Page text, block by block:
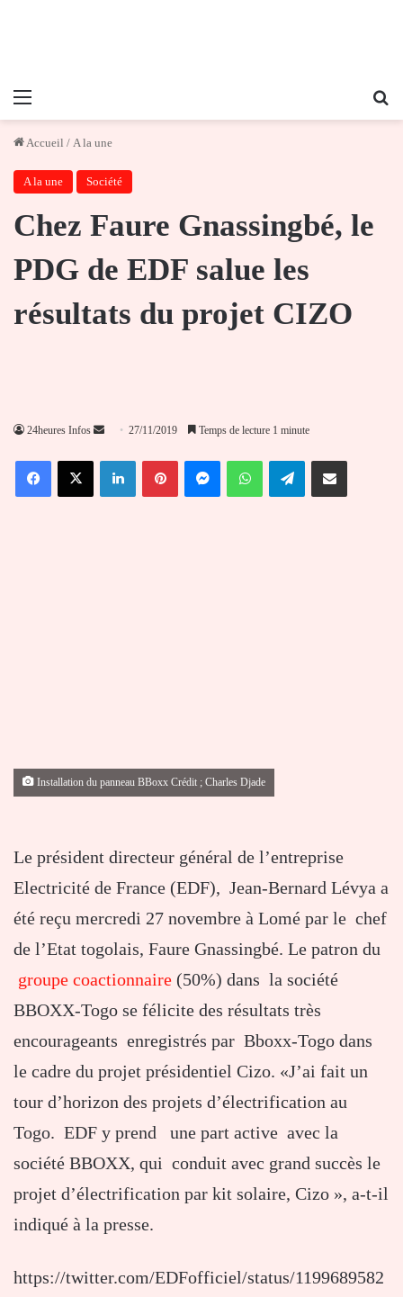
Menu
Accueil / A la une
A la une Société
Chez Faure Gnassingbé, le
PDG de EDF salue les
résultats du projet CIZO
24heures Infos
Envoyer
courriel
27/11/2019 Temps de lecture 1 minute
FacebookX LinkedinPinterestMessengerWhatsAppTelegramPartager par email
Installation du panneau BBoxx Crédit ; Charles Djade
Le président directeur général de l’entreprise
Electricité de France (EDF), Jean-Bernard Lévya a
été reçu mercredi 27 novembre à Lomé par le chef
de l’Etat togolais, Faure Gnassingbé. Le patron du
groupe coactionnaire (50%) dans la société
BBOXX-Togo se félicite des résultats très
encourageants enregistrés par Bboxx-Togo dans
le cadre du projet présidentiel Cizo. «J’ai fait un
tour d’horizon des projets d’électrification au
Togo. EDF y prend une part active avec la
société BBOXX, qui conduit avec grand succès le
projet d’électrification par kit solaire, Cizo », a-t-il
indiqué à la presse.
https://twitter.com/EDFofficiel/status/1199689582